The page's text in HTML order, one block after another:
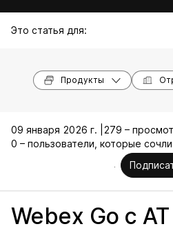
Это статья для:
Продукты
09 января 2026 г. |
279 –
0 – пользователи, которые
Webex Go с